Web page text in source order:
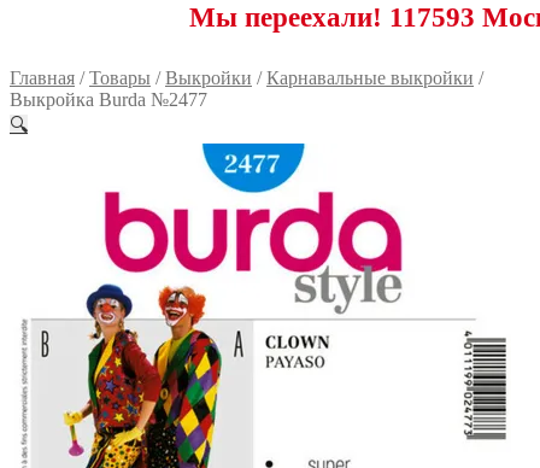
Мы переехали! 117593 Москва,
Главная /Товары /Выкройки /Карнавальные выкройки /
Выкройка Burda №2477
🔍